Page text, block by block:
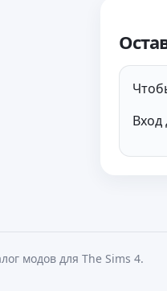
Вход
модов для The Sims 4.